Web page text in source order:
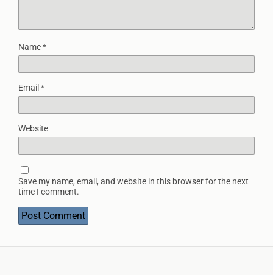
Name*
Email *
Website
Save my name, email, and website in this browser for the next
time I comment.